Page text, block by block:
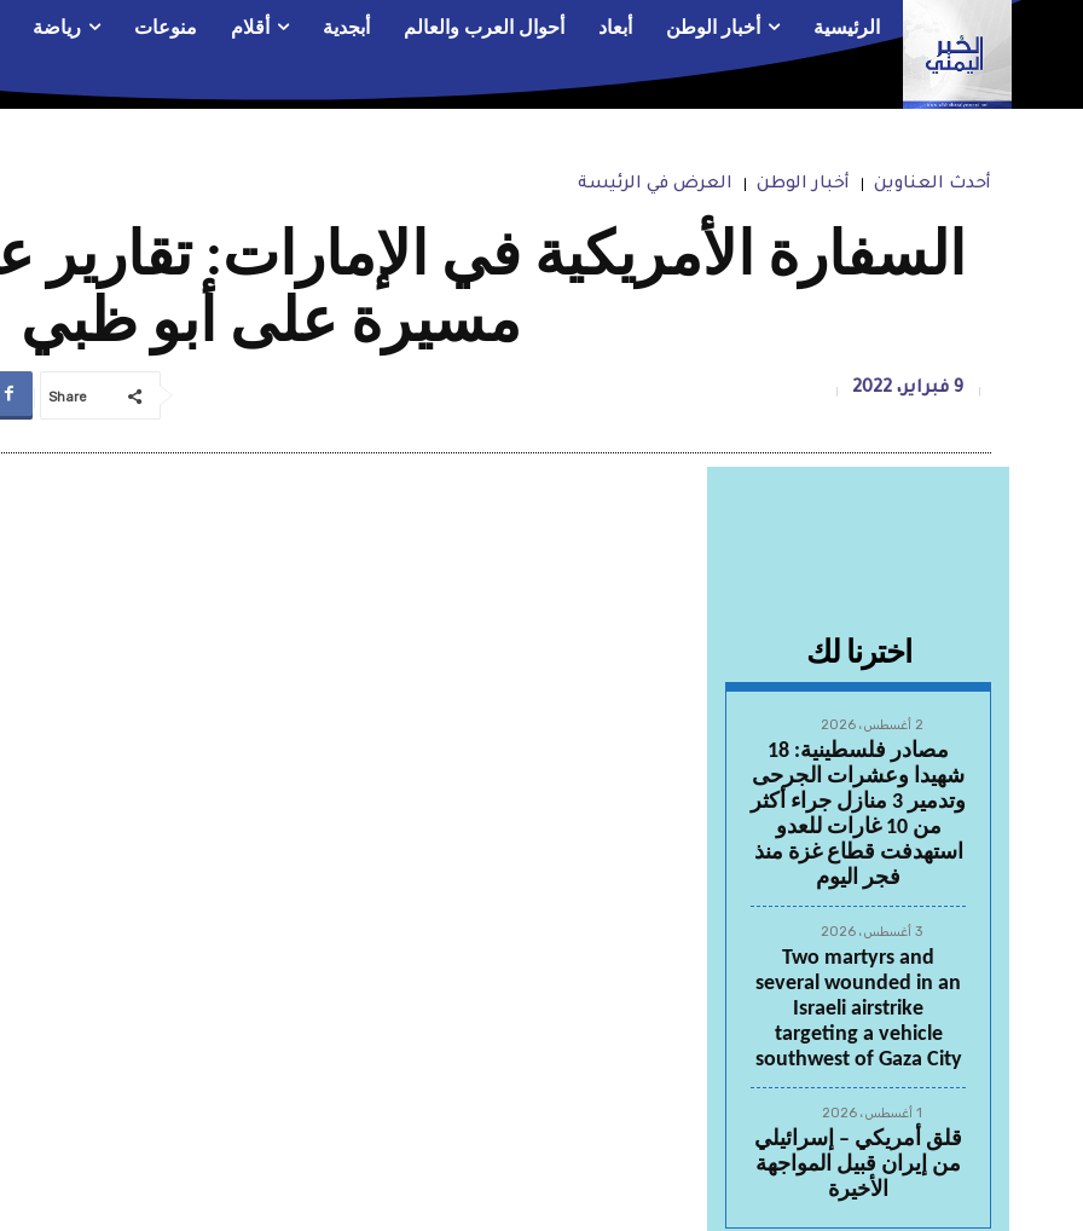
الرئيسية أخبار الوطن أبعاد أحوال العرب والعالم أبجدية أقلام منوعات رياضة
أحدث العناوين أخبار الوطن العرض في الرئيسة
السفارة الأمريكية في الإمارات:
مسيرة على أبو ظبي
9 فبراير، 2022 Share
اخترنا لك
2 أغسطس، 2026
مصادر فلسطينية: 18
شهيدا وعشرات الجرحى
وتدمير 3 منازل جراء أكثر
من 10 غارات للعدو
استهدفت قطاع غزة منذ
فجر اليوم
3 أغسطس، 2026
Two martyrs and
several wounded in an
Israeli airstrike
targeting a vehicle
southwest of Gaza City
1 أغسطس، 2026
قلق أمريكي – إسرائيلي
من إيران قبيل المواجهة
الأخيرة